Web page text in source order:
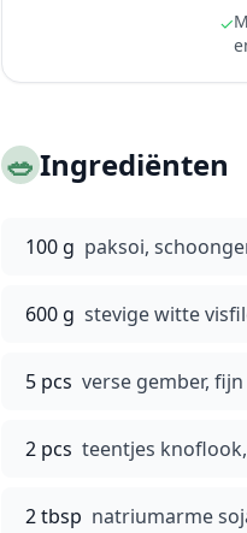
✓
🥗Ingrediënten
100 g paksoi,
600 g stevige witte
5 pcs verse gember,
2 pcs teentjes
2 tbsp natriumarme